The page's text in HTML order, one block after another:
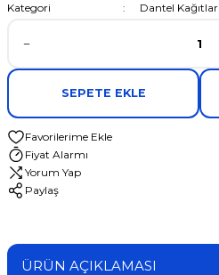
Kategori Dantel Kağıtlar
SEPETE EKLE
Fiyat Alarmı
Yorum Yap
Paylaş
ÜRÜN AÇIKLAMASI